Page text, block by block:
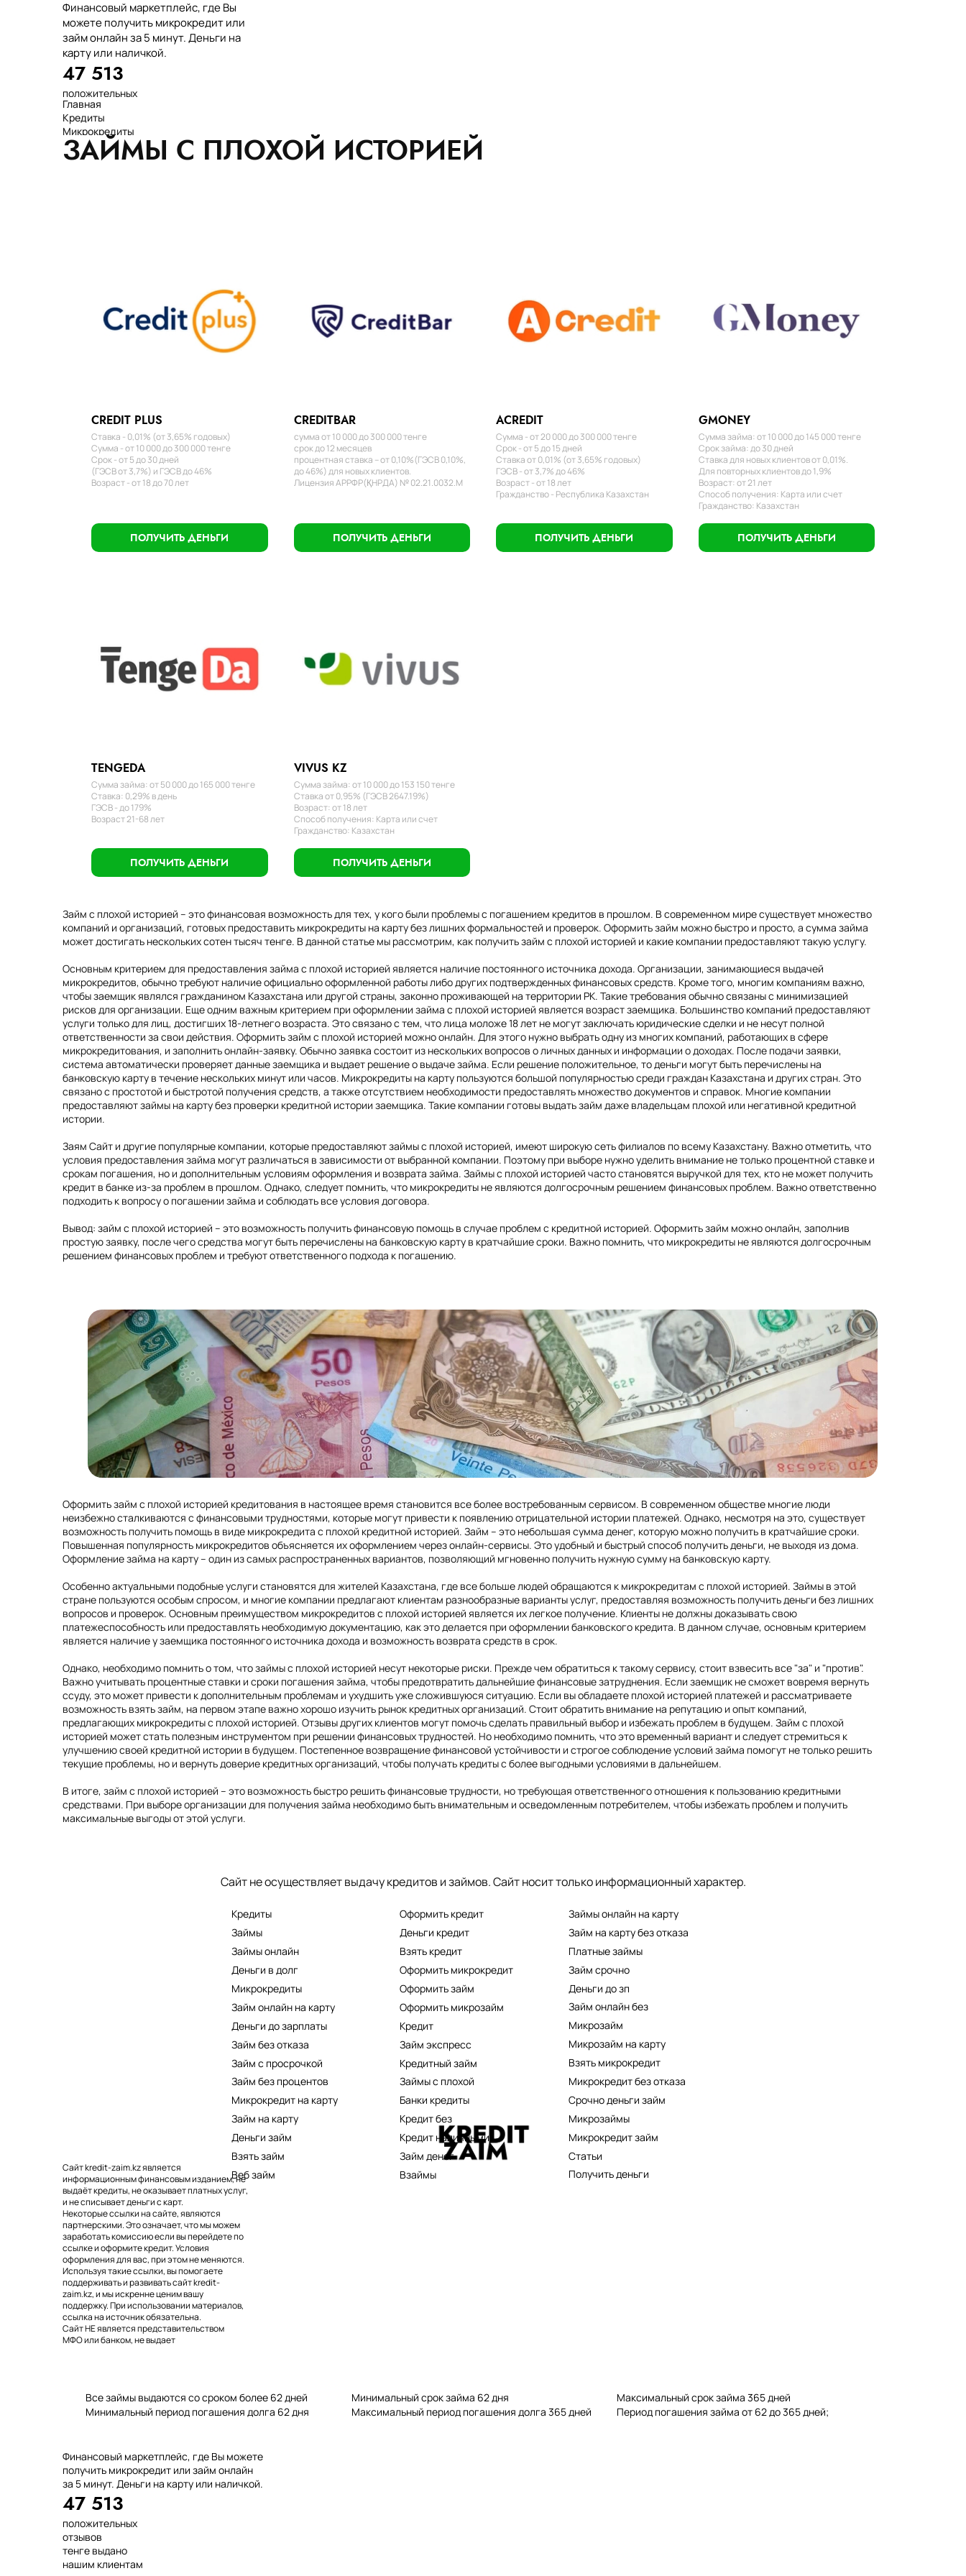
Финансовый маркетплейс, где Вы
можете получить микрокредит или
займ онлайн за 5 минут. Деньги на
карту или наличкой.
47 513
положительных
отзывов
тенге выдано
нашим клиентам
среднее время
оформления
Главная
Кредиты
Микрокредиты
Займ
МФО
ЗАЙМЫ С ПЛОХОЙ ИСТОРИЕЙ
CREDIT PLUS
Ставка - 0,01% (от 3,65% годовых)
Сумма - от 10 000 до 300 000 тенге
Срок - от 5 до 30 дней
(ГЭСВ от 3,7%) и ГЭСВ до 46%
Возраст - от 18 до 70 лет
ПОЛУЧИТЬ ДЕНЬГИ
CREDITBAR
сумма от 10 000 до 300 000 тенге
срок до 12 месяцев
процентная ставка – от 0,10%(ГЭСВ 0,10%,
до 46%) для новых клиентов.
Лицензия АРРФР(ҚНРДА) № 02.21.0032.М
ПОЛУЧИТЬ ДЕНЬГИ
ACREDIT
Сумма - от 20 000 до 300 000 тенге
Срок - от 5 до 15 дней
Ставка от 0,01% (от 3,65% годовых)
ГЭСВ - от 3,7% до 46%
Возраст - от 18 лет
Гражданство - Республика Казахстан
ПОЛУЧИТЬ ДЕНЬГИ
GMONEY
Сумма займа: от 10 000 до 145 000 тенге
Срок займа: до 30 дней
Ставка для новых клиентов от 0,01%.
Для повторных клиентов до 1,9%
Возраст: от 21 лет
Способ получения: Карта или счет
Гражданство: Казахстан
ПОЛУЧИТЬ ДЕНЬГИ
TENGEDA
Сумма займа: от 50 000 до 165 000 тенге
Ставка: 0,29% в день
ГЭСВ - до 179%
Возраст 21-68 лет
ПОЛУЧИТЬ ДЕНЬГИ
VIVUS KZ
Сумма займа: от 10 000 до 153 150 тенге
Ставка от 0,95% (ГЭСВ 2647.19%)
Возраст: от 18 лет
Способ получения: Карта или счет
Гражданство: Казахстан
ПОЛУЧИТЬ ДЕНЬГИ
Займ с плохой историей – это финансовая возможность для тех, у кого были проблемы с погашением кредитов в прошлом. В современном мире существует множество
компаний и организаций, готовых предоставить микрокредиты на карту без лишних формальностей и проверок. Оформить займ можно быстро и просто, а сумма займа
может достигать нескольких сотен тысяч тенге. В данной статье мы рассмотрим, как получить займ с плохой историей и какие компании предоставляют такую услугу.
Основным критерием для предоставления займа с плохой историей является наличие постоянного источника дохода. Организации, занимающиеся выдачей
микрокредитов, обычно требуют наличие официально оформленной работы либо других подтвержденных финансовых средств. Кроме того, многим компаниям важно,
чтобы заемщик являлся гражданином Казахстана или другой страны, законно проживающей на территории РК. Такие требования обычно связаны с минимизацией
рисков для организации. Еще одним важным критерием при оформлении займа с плохой историей является возраст заемщика. Большинство компаний предоставляют
услуги только для лиц, достигших 18-летнего возраста. Это связано с тем, что лица моложе 18 лет не могут заключать юридические сделки и не несут полной
ответственности за свои действия. Оформить займ с плохой историей можно онлайн. Для этого нужно выбрать одну из многих компаний, работающих в сфере
микрокредитования, и заполнить онлайн-заявку. Обычно заявка состоит из нескольких вопросов о личных данных и информации о доходах. После подачи заявки,
система автоматически проверяет данные заемщика и выдает решение о выдаче займа. Если решение положительное, то деньги могут быть перечислены на
банковскую карту в течение нескольких минут или часов. Микрокредиты на карту пользуются большой популярностью среди граждан Казахстана и других стран. Это
связано с простотой и быстротой получения средств, а также отсутствием необходимости предоставлять множество документов и справок. Многие компании
предоставляют займы на карту без проверки кредитной истории заемщика. Такие компании готовы выдать займ даже владельцам плохой или негативной кредитной
истории.
Заям Сайт и другие популярные компании, которые предоставляют займы с плохой историей, имеют широкую сеть филиалов по всему Казахстану. Важно отметить, что
условия предоставления займа могут различаться в зависимости от выбранной компании. Поэтому при выборе нужно уделить внимание не только процентной ставке и
срокам погашения, но и дополнительным условиям оформления и возврата займа. Займы с плохой историей часто становятся выручкой для тех, кто не может получить
кредит в банке из-за проблем в прошлом. Однако, следует помнить, что микрокредиты не являются долгосрочным решением финансовых проблем. Важно ответственно
подходить к вопросу о погашении займа и соблюдать все условия договора.
Вывод: займ с плохой историей – это возможность получить финансовую помощь в случае проблем с кредитной историей. Оформить займ можно онлайн, заполнив
простую заявку, после чего средства могут быть перечислены на банковскую карту в кратчайшие сроки. Важно помнить, что микрокредиты не являются долгосрочным
решением финансовых проблем и требуют ответственного подхода к погашению.
Оформить займ с плохой историей кредитования в настоящее время становится все более востребованным сервисом. В современном обществе многие люди
неизбежно сталкиваются с финансовыми трудностями, которые могут привести к появлению отрицательной истории платежей. Однако, несмотря на это, существует
возможность получить помощь в виде микрокредита с плохой кредитной историей. Займ – это небольшая сумма денег, которую можно получить в кратчайшие сроки.
Повышенная популярность микрокредитов объясняется их оформлением через онлайн-сервисы. Это удобный и быстрый способ получить деньги, не выходя из дома.
Оформление займа на карту – один из самых распространенных вариантов, позволяющий мгновенно получить нужную сумму на банковскую карту.
Особенно актуальными подобные услуги становятся для жителей Казахстана, где все больше людей обращаются к микрокредитам с плохой историей. Займы в этой
стране пользуются особым спросом, и многие компании предлагают клиентам разнообразные варианты услуг, предоставляя возможность получить деньги без лишних
вопросов и проверок. Основным преимуществом микрокредитов с плохой историей является их легкое получение. Клиенты не должны доказывать свою
платежеспособность или предоставлять необходимую документацию, как это делается при оформлении банковского кредита. В данном случае, основным критерием
является наличие у заемщика постоянного источника дохода и возможность возврата средств в срок.
Однако, необходимо помнить о том, что займы с плохой историей несут некоторые риски. Прежде чем обратиться к такому сервису, стоит взвесить все "за" и "против".
Важно учитывать процентные ставки и сроки погашения займа, чтобы предотвратить дальнейшие финансовые затруднения. Если заемщик не сможет вовремя вернуть
ссуду, это может привести к дополнительным проблемам и ухудшить уже сложившуюся ситуацию. Если вы обладаете плохой историей платежей и рассматриваете
возможность взять займ, на первом этапе важно хорошо изучить рынок кредитных организаций. Стоит обратить внимание на репутацию и опыт компаний,
предлагающих микрокредиты с плохой историей. Отзывы других клиентов могут помочь сделать правильный выбор и избежать проблем в будущем. Займ с плохой
историей может стать полезным инструментом при решении финансовых трудностей. Но необходимо помнить, что это временный вариант и следует стремиться к
улучшению своей кредитной истории в будущем. Постепенное возвращение финансовой устойчивости и строгое соблюдение условий займа помогут не только решить
текущие проблемы, но и вернуть доверие кредитных организаций, чтобы получать кредиты с более выгодными условиями в дальнейшем.
В итоге, займ с плохой историей – это возможность быстро решить финансовые трудности, но требующая ответственного отношения к пользованию кредитными
средствами. При выборе организации для получения займа необходимо быть внимательным и осведомленным потребителем, чтобы избежать проблем и получить
максимальные выгоды от этой услуги.
Сайт не осуществляет выдачу кредитов и займов. Сайт носит только информационный характер.
Кредиты
Займы
Займы онлайн
Деньги в долг
Микрокредиты
Займ онлайн на карту
Деньги до зарплаты
Займ без отказа
Займ с просрочкой
Займ без процентов
Микрокредит на карту
Займ на карту
Деньги займ
Взять займ
Веб займ
Оформить кредит
Деньги кредит
Взять кредит
Оформить микрокредит
Оформить займ
Оформить микрозайм
Кредит
Займ экспресс
Кредитный займ
Займы с плохой
Банки кредиты
Кредит без
Кредит наличными
Займ денег
Взаймы
Займы онлайн на карту
Займ на карту без отказа
Платные займы
Займ срочно
Деньги до зп
Займ онлайн без
Микрозайм
Микрозайм на карту
Взять микрокредит
Микрокредит без отказа
Срочно деньги займ
Микрозаймы
Микрокредит займ
Статьи
Получить деньги
Сайт kredit-zaim.kz является
информационным финансовым изданием, не
выдаёт кредиты, не оказывает платных услуг,
и не списывает деньги с карт.
Некоторые ссылки на сайте, являются
партнерскими. Это означает, что мы можем
заработать комиссию если вы перейдете по
ссылке и оформите кредит. Условия
оформления для вас, при этом не меняются.
Используя такие ссылки, вы помогаете
поддерживать и развивать сайт kredit-
zaim.kz, и мы искренне ценим вашу
поддержку. При использовании материалов,
ссылка на источник обязательна.
Сайт НЕ является представительством
МФО или банком, не выдает
соответствующие лицензии. Условия
неуплаты можно уточнить на сайте МФО.
Пользовательское соглашение
Финансовый маркетплейс, где Вы можете
получить микрокредит или займ онлайн
за 5 минут. Деньги на карту или наличкой.
47 513
положительных
отзывов
тенге выдано
нашим клиентам
Все займы выдаются со сроком более 62 дней Минимальный срок займа 62 дня
Максимальный срок займа 365 дней
Минимальный период погашения долга 62 дня
Максимальный период погашения долга 365 дней Период погашения займа от 62 до 365 дней;